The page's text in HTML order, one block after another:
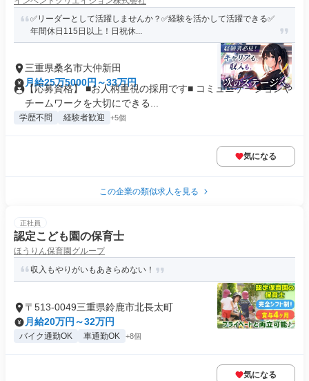
✅️リーダーとして活躍しませんか？✅経験を活かして活躍できる✅
年間休日115日以上！日祝休...
三重県桑名市大仲新田
月給25万5000円～33万円
【応募資格】 ■お人柄重視の採用です■ コミュニケーションや
チームワークを大切にできる...
学歴不問 経験者歓迎 +5個
気になる
この企業の類似求人を見る
正社員
認定こども園の保育士
ほうりん保育園グループ
収入もやりがいもあきらめない！
〒513-0049三重県鈴鹿市北長太町
月給20万円～32万円
バイク通勤OK 車通勤OK +8個
気になる